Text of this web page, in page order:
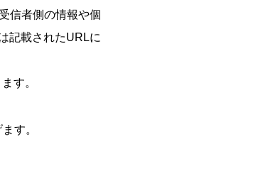
信者側の情報や個
記載されたURLに
す。
す。